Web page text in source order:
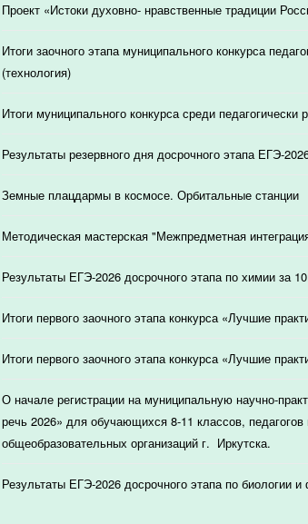
Проект «Истоки духовно- нравственные традиции
Итоги заочного этапа муниципального конкурса
(технология)
Итоги муниципального конкурса среди
Результаты резервного дня досрочного этапа ЕГЭ-
Земные плацдармы в космосе. Орбитальные станции
Методическая мастерская "Межпредметная
Результаты ЕГЭ-2026 досрочного этапа по химии за
Итоги первого заочного этапа конкурса «Лучшие
Итоги первого заочного этапа конкурса «Лучшие
О начале регистрации на муниципальную научно-
речь 2026» для обучающихся 8-11 классов, педагогов
общеобразовательных организаций г. Иркутска.
Результаты ЕГЭ-2026 досрочного этапа по биологии